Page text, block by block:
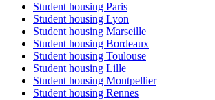
Student housing Paris
Student housing Lyon
Student housing Marseille
Student housing Bordeaux
Student housing Toulouse
Student housing Lille
Student housing Montpellier
Student housing Rennes